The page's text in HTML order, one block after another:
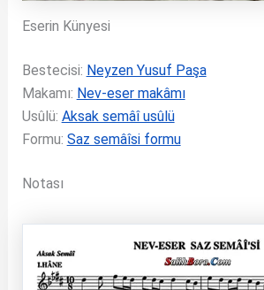
Eserin Künyesi
Bestecisi: Neyzen Yusuf Paşa
Makamı: Nev-eser makâmı
Usûlü: Aksak semâî usûlü
Formu: Saz semâîsi formu
Notası